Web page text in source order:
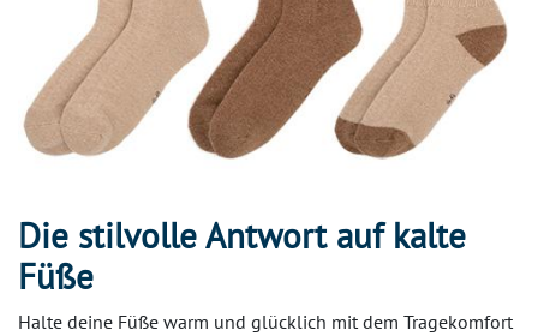
Die stilvolle Antwort auf kalte
Füße
Halte deine Füße warm und glücklich mit dem Tragekomfort